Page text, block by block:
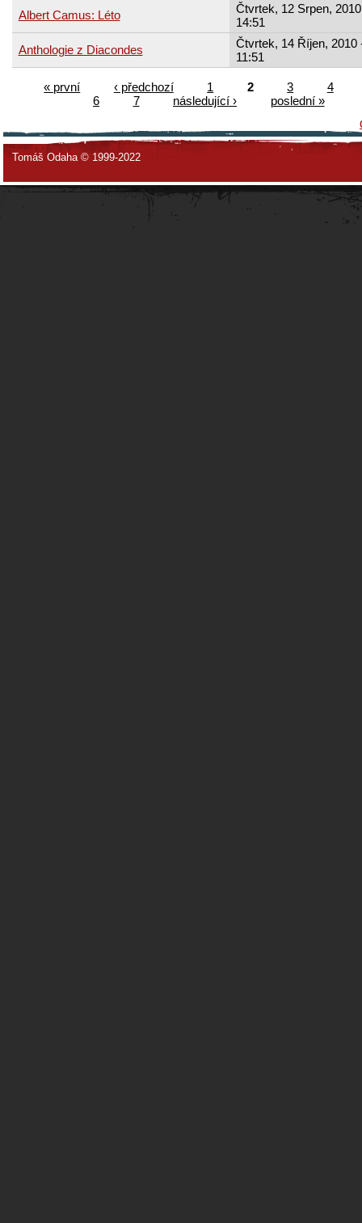
Albert Camus: Léto
Čtvrtek, 12 Srpen,
14:51
Anthologie z Diacondes
Čtvrtek, 14 Říjen, 2010
11:51
« první ‹ předchozí 1 2 3
4
6
7 následující ›
poslední »
Tomáš Odaha © 1999-2022